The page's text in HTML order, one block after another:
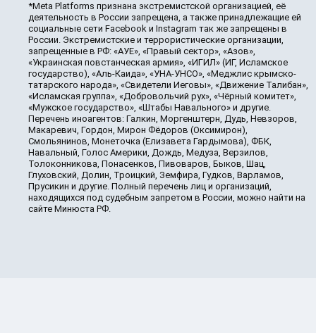
*Meta Platforms признана экстремистской организацией, её
деятельность в России запрещена, а также принадлежащие ей
социальные сети Facebook и Instagram так же запрещены в
России. Экстремистские и террористические организации,
запрещенные в РФ: «АУЕ», «Правый сектор», «Азов»,
«Украинская повстанческая армия», «ИГИЛ» (ИГ, Исламское
государство), «Аль-Каида», «УНА-УНСО», «Меджлис крымско-
татарского народа», «Свидетели Иеговы», «Движение Талибан»,
«Исламская группа», «Добровольчий рух», «Чёрный комитет»,
«Мужское государство», «Штабы Навального» и другие.
Перечень иноагентов: Галкин, Моргенштерн, Дудь, Невзоров,
Макаревич, Гордон, Мирон Фёдоров (Оксимирон),
Смольянинов, Монеточка (Елизавета Гардымова), ФБК,
Навальный, Голос Америки, Дождь, Медуза, Верзилов,
Толоконникова, Понасенков, Пивоваров, Быков, Шац,
Глуховский, Долин, Троицкий, Земфира, Гудков, Варламов,
Прусикин и другие. Полный перечень лиц и организаций,
находящихся под судебным запретом в России, можно найти на
сайте Минюста РФ.